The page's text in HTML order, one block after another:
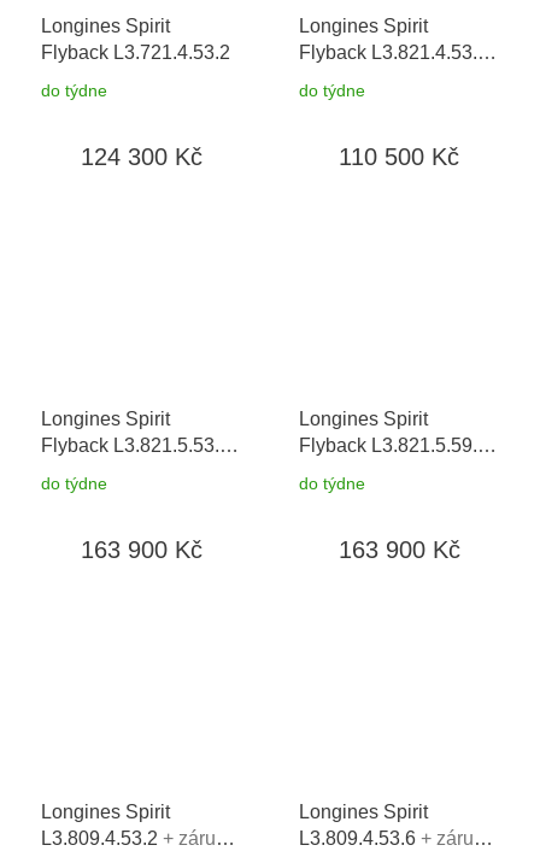
Longines Spirit
Flyback L3.721.4.53.2
do týdne
124 300 Kč
Longines Spirit
Flyback L3.821.4.53.9
možnost výměny do 90
do týdne
110 500 Kč
Longines Spirit
Flyback L3.821.5.53.2
možnost výměny do 90
do týdne
163 900 Kč
Longines Spirit
Flyback L3.821.5.59.2
možnost výměny do 90
do týdne
163 900 Kč
Longines Spirit
L3.809.4.53.2 + záruka
Longines Spirit
L3.809.4.53.6 + záruka